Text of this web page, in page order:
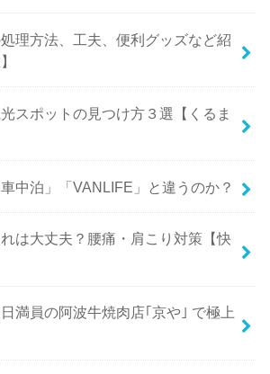
処理方法、工夫、便利グッズなど紹
光スポットの見つけ方３選【くるま
中泊」「VANLIFE」と違うのか？
れは大丈夫？腰痛・肩こり対策【快
日満員の阿波牛焼肉店｢京や｣ で極上